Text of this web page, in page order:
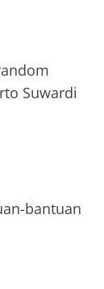
Suwardi
bantuan